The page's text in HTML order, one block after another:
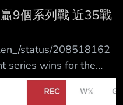
手教練凃壯勳前往日本
大陸訓練，林泓育表示
就是要在台灣辦捕手訓
點事情，低調做、慢慢
傳承為目的，單純教
日澄清湖球場賽前受
9個系列戰 近35戰
status/208518162
series wins for the
25 of 28. 30-5 since
9個系列戰 近期拿下7